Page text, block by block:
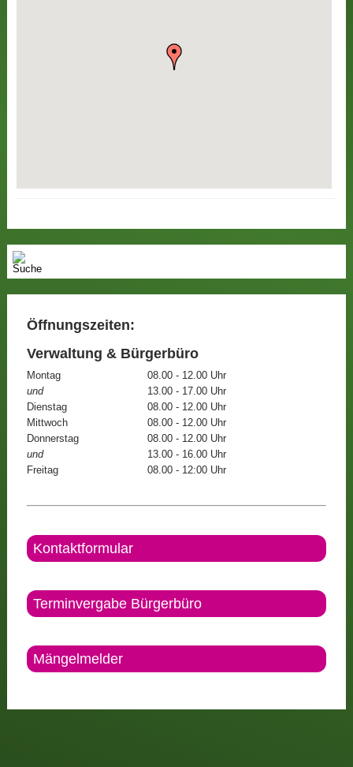
Öffnungszeiten:
Verwaltung & Bürgerbüro
Montag
08.00 - 12.00 Uhr
und
13.00 - 17.00 Uhr
Dienstag
08.00 - 12.00 Uhr
Mittwoch
08.00 - 12.00 Uhr
Donnerstag
08.00 - 12.00 Uhr
und
13.00 - 16.00 Uhr
Freitag
08.00 - 12:00 Uhr
Kontaktformular
Terminvergabe Bürgerbüro
Mängelmelder